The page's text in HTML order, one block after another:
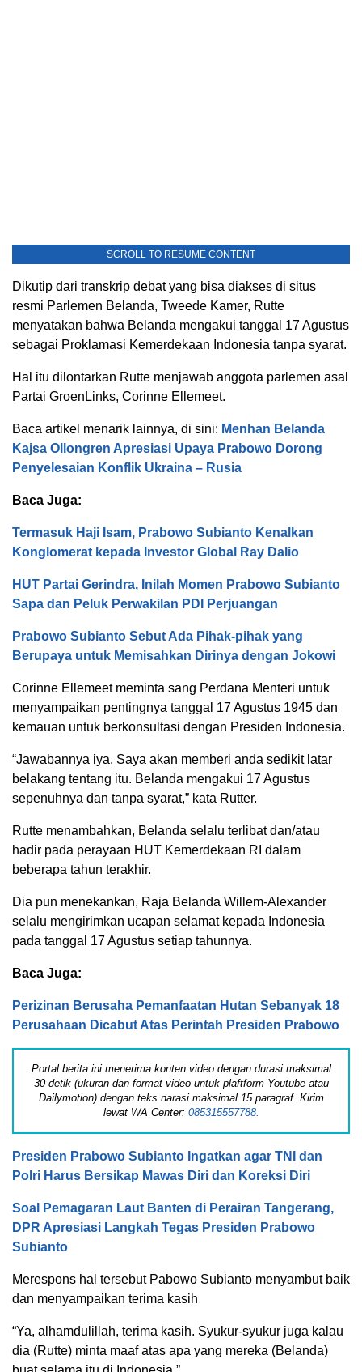
SCROLL TO RESUME CONTENT
Dikutip dari transkrip debat yang bisa diakses di situs
resmi Parlemen Belanda, Tweede Kamer, Rutte
menyatakan bahwa Belanda mengakui tanggal 17 Agustus
sebagai Proklamasi Kemerdekaan Indonesia tanpa syarat.
Hal itu dilontarkan Rutte menjawab anggota parlemen asal
Partai GroenLinks, Corinne Ellemeet.
Baca artikel menarik lainnya, di sini: Menhan Belanda
Kajsa Ollongren Apresiasi Upaya Prabowo Dorong
Penyelesaian Konflik Ukraina – Rusia
Baca Juga:
Termasuk Haji Isam, Prabowo Subianto Kenalkan
Konglomerat kepada Investor Global Ray Dalio
HUT Partai Gerindra, Inilah Momen Prabowo Subianto
Sapa dan Peluk Perwakilan PDI Perjuangan
Prabowo Subianto Sebut Ada Pihak-pihak yang
Berupaya untuk Memisahkan Dirinya dengan Jokowi
Corinne Ellemeet meminta sang Perdana Menteri untuk
menyampaikan pentingnya tanggal 17 Agustus 1945 dan
kemauan untuk berkonsultasi dengan Presiden Indonesia.
“Jawabannya iya. Saya akan memberi anda sedikit latar
belakang tentang itu. Belanda mengakui 17 Agustus
sepenuhnya dan tanpa syarat,” kata Rutter.
Rutte menambahkan, Belanda selalu terlibat dan/atau
hadir pada perayaan HUT Kemerdekaan RI dalam
beberapa tahun terakhir.
Dia pun menekankan, Raja Belanda Willem-Alexander
selalu mengirimkan ucapan selamat kepada Indonesia
pada tanggal 17 Agustus setiap tahunnya.
Baca Juga:
Perizinan Berusaha Pemanfaatan Hutan Sebanyak 18
Perusahaan Dicabut Atas Perintah Presiden Prabowo
Portal berita ini menerima konten video dengan durasi maksimal
30 detik (ukuran dan format video untuk plaftform Youtube atau
Dailymotion) dengan teks narasi maksimal 15 paragraf. Kirim
lewat WA Center: 085315557788.
Presiden Prabowo Subianto Ingatkan agar TNI dan
Polri Harus Bersikap Mawas Diri dan Koreksi Diri
Soal Pemagaran Laut Banten di Perairan Tangerang,
DPR Apresiasi Langkah Tegas Presiden Prabowo
Subianto
Merespons hal tersebut Pabowo Subianto menyambut baik
dan menyampaikan terima kasih
“Ya, alhamdulillah, terima kasih. Syukur-syukur juga kalau
dia (Rutte) minta maaf atas apa yang mereka (Belanda)